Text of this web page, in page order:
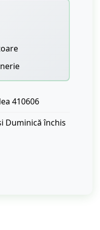
410606
Duminică închis